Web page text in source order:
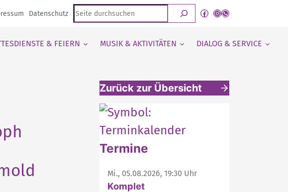
Datenschutz
Seite
durchsuchen
Facebook
Instagram
WhatsApp Kanal von detmold-lutherisch
& FEIERN MUSIK & AKTIVITÄTEN DIALOG & SERVICE
Zurück zur Übersicht
Weitere interessante Inhalte
Termine
Mi., 05.08.2026, 19:30 Uhr
Komplet